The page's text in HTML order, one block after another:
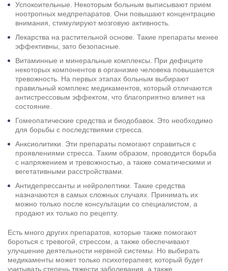
Успокоительные. Некоторым больным выписывают прием
ноотропных медпрепаратов. Они повышают концентрацию
внимания, стимулируют мозговую активность.
Лекарства на растительной основе. Такие препараты менее
эффективны, зато безопасные.
Витаминные и минеральные комплексы. При дефиците
некоторых компонентов в организме человека повышается
тревожность. На первых этапах больным выбирают
правильный комплекс медикаментов, который отличаются
антистрессовым эффектом, что благоприятно влияет на
состояние.
Гомеопатические средства и биодобавок. Это необходимо
для борьбы с последствиями стресса.
Анксиолитики. Эти препараты помогают справиться с
проявлениями стресса. Таким образом, проводится борьба
с напряжением и тревожностью, а также соматическими и
вегетативными расстройствами.
Антидепрессанты и нейролептики. Такие средства
назначаются в самых сложных случаях. Принимать их
можно только после консультации со специалистом, а
продают их только по рецепту.
Есть много других препаратов, которые также помогают
бороться с тревогой, стрессом, а также обеспечивают
улучшение деятельности нервной системы. Но выбирать
медикаменты может только психотерапевт, который будет
учитывать степень тяжести заболевания, а также